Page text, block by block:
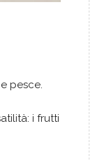
pesce.
i frutti